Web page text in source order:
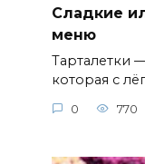
Сладкие
меню
Тарталетки
которая с
0 770